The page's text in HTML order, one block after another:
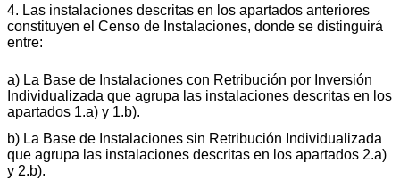
4. Las instalaciones descritas en los apartados anteriores
constituyen el Censo de Instalaciones, donde se distinguirá
entre:
a) La Base de Instalaciones con Retribución por Inversión
Individualizada que agrupa las instalaciones descritas en los
apartados 1.a) y 1.b).
b) La Base de Instalaciones sin Retribución Individualizada
que agrupa las instalaciones descritas en los apartados 2.a)
y 2.b).